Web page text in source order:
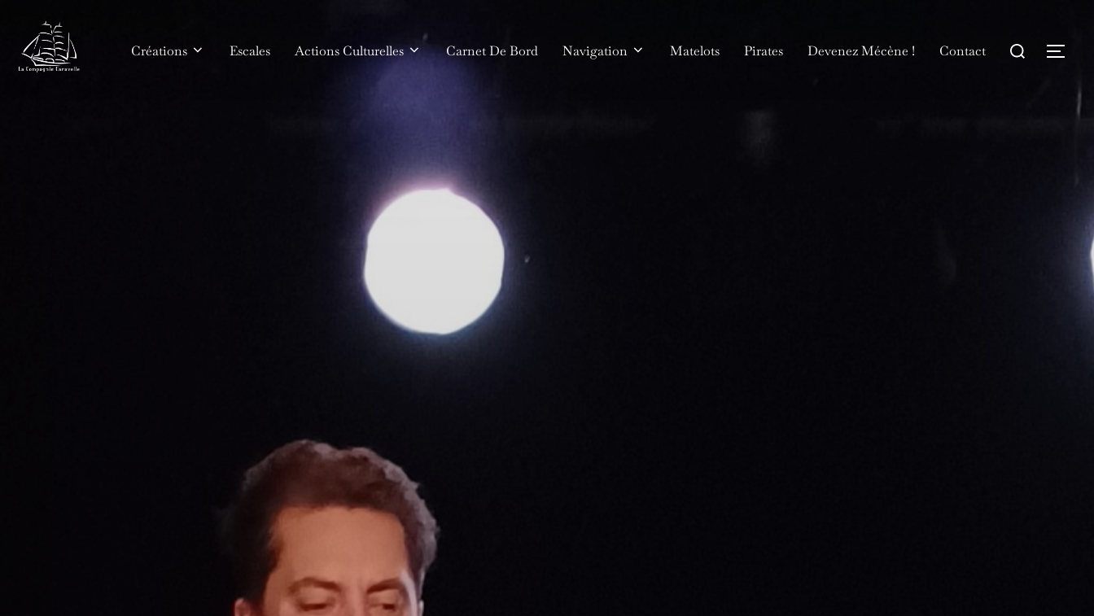
contenu
Créations Escales Actions Culturelles Carnet De Bord Navigation Matelots Pirates Devenez Mécène ! Contact
Rechercher :